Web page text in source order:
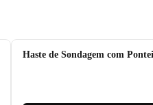
Haste de Sondagem com